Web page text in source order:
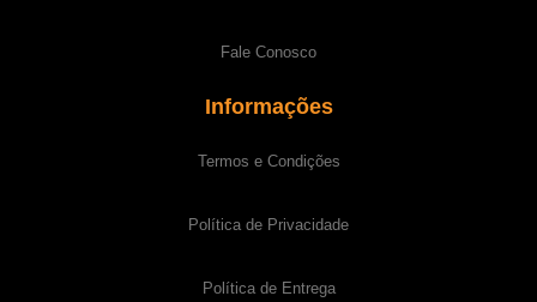
Fale Conosco
Informações
Termos e Condições
Política de Privacidade
Política de Entrega